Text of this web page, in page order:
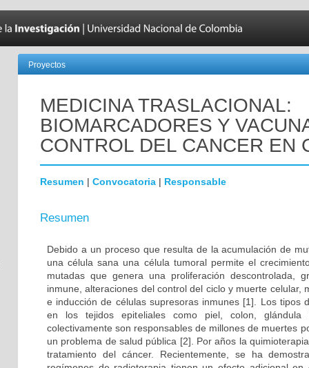
Proyectos
MEDICINA TRASLACIONAL:
BIOMARCADORES Y
CONTROL DEL CANCER EN
Resumen | Convocatoria | Responsable
Resumen
Debido a un proceso que resulta de la acumulación de
una célula sana una célula tumoral permite el
mutadas que genera una proliferación descontrolada,
inmune, alteraciones del control del ciclo y muerte celular,
e inducción de células supresoras inmunes [1]. Los tipos
en los tejidos epiteliales como piel, colon, glándula
colectivamente son responsables de millones de muertes
un problema de salud pública [2]. Por años la
tratamiento del cáncer. Recientemente, se ha